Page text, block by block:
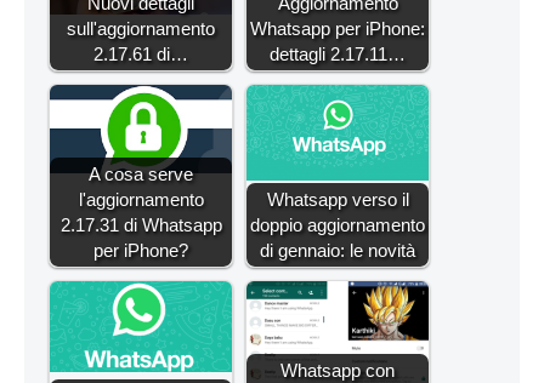
sull'aggiornamento
2.17.61 di…
Whatsapp per iPhone:
dettagli 2.17.11…
A cosa serve
l'aggiornamento
2.17.31 di Whatsapp
per iPhone?
Whatsapp verso il
doppio aggiornamento
di gennaio: le novità
Whatsapp con